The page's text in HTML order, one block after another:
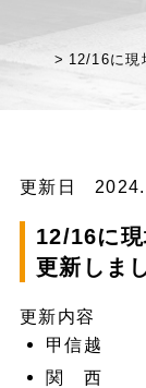
12/16に現
更新日
12/16に
更新しま
更新内容
甲信越
関 西 2